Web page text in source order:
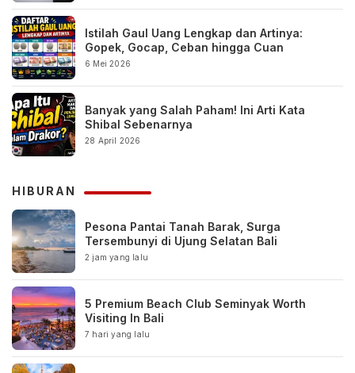
Istilah Gaul Uang Lengkap dan Artinya:
Gopek, Gocap, Ceban hingga Cuan
6 Mei 2026
Banyak yang Salah Paham! Ini Arti Kata
Shibal Sebenarnya
28 April 2026
HIBURAN
Pesona Pantai Tanah Barak, Surga
Tersembunyi di Ujung Selatan Bali
2 jam yang lalu
5 Premium Beach Club Seminyak Worth
Visiting In Bali
7 hari yang lalu